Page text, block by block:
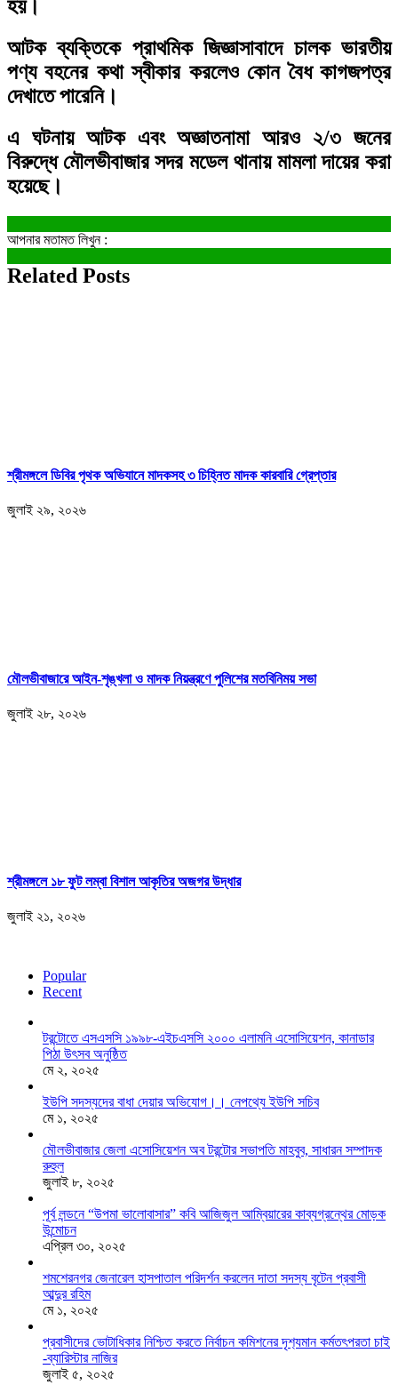
হয়।
আটক ব্যক্তিকে প্রাথমিক জিজ্ঞাসাবাদে চালক ভারতীয়
পণ্য বহনের কথা স্বীকার করলেও কোন বৈধ কাগজপত্র
দেখাতে পারেনি।
এ ঘটনায় আটক এবং অজ্ঞাতনামা আরও ২/৩ জনের
বিরুদ্ধে মৌলভীবাজার সদর মডেল থানায় মামলা দায়ের করা
হয়েছে।
আপনার মতামত লিখুন :
Related Posts
শ্রীমঙ্গলে ডিবির পৃথক অভিযানে মাদকসহ ৩ চিহ্নিত মাদক কারবারি গ্রেপ্তার
জুলাই ২৯, ২০২৬
মৌলভীবাজারে আইন-শৃঙ্খলা ও মাদক নিয়ন্ত্রণে পুলিশের মতবিনিময় সভা
জুলাই ২৮, ২০২৬
শ্রীমঙ্গলে ১৮ ফুট লম্বা বিশাল আকৃতির অজগর উদ্ধার
জুলাই ২১, ২০২৬
Popular
Recent
টরন্টোতে এসএসসি ১৯৯৮-এইচএসসি ২০০০ এলামনি এসোসিয়েশন, কানাডার
পিঠা উৎসব অনুষ্ঠিত
মে ২, ২০২৫
ইউপি সদস্যদের বাধা দেয়ার অভিযোগ।। নেপথ্যে ইউপি সচিব
মে ১, ২০২৫
মৌলভীবাজার জেলা এসোসিয়েশন অব টরন্টোর সভাপতি মাহবুব, সাধারন সম্পাদক
রুহুল
জুলাই ৮, ২০২৫
পূর্ব লন্ডনে “উপমা ভালোবাসার” কবি আজিজুল আম্বিয়ারের কাব্যগ্রন্থের মোড়ক
উন্মোচন
এপ্রিল ৩০, ২০২৫
শমশেরনগর জেনারেল হাসপাতাল পরিদর্শন করলেন দাতা সদস্য বৃটেন প্রবাসী
আব্দুর রহিম
মে ১, ২০২৫
প্রবাসীদের ভোটাধিকার নিশ্চিত করতে নির্বাচন কমিশনের দৃশ‍্যমান কর্মতৎপরতা চাই
-ব্যারিস্টার নাজির
জুলাই ৫, ২০২৫